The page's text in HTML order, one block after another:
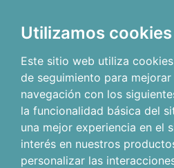
Utilizamos cookies
Este sitio web utiliza
de seguimiento para
navegación con los
la funcionalidad básica del
una mejor experiencia en el
interés en nuestros
personalizar las